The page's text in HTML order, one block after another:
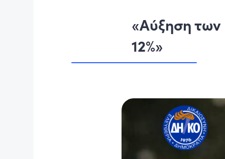
«Αύξηση των
12%»